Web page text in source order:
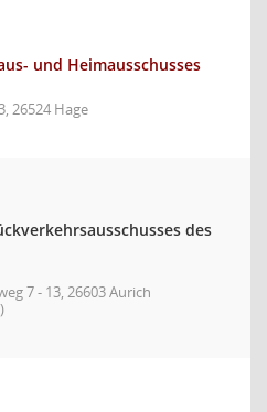
und Heimausschusses
26524 Hage
des
7 - 13, 26603 Aurich